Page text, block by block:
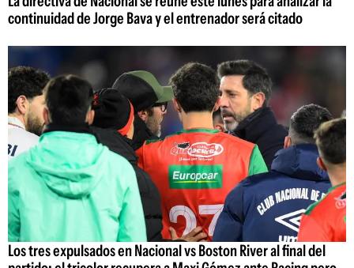
continuidad de Jorge Bava y el entrenador será citado
Los tres expulsados en Nacional vs Boston River al final del